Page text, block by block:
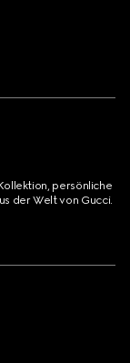
persönliche
der Welt von Gucci.